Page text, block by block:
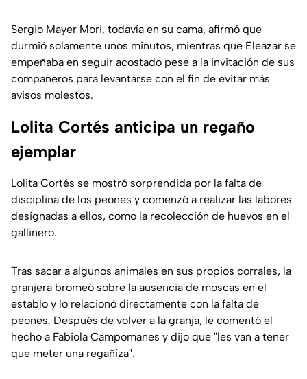
Sergio Mayer Mori, todavía en su cama, afirmó que
durmió solamente unos minutos, mientras que Eleazar se
empeñaba en seguir acostado pese a la invitación de sus
compañeros para levantarse con el fin de evitar más
avisos molestos.
Lolita Cortés anticipa un regaño
ejemplar
Lolita Cortés se mostró sorprendida por la falta de
disciplina de los peones y comenzó a realizar las labores
designadas a ellos, como la recolección de huevos en el
gallinero.
Tras sacar a algunos animales en sus propios corrales, la
granjera bromeó sobre la ausencia de moscas en el
establo y lo relacionó directamente con la falta de
peones. Después de volver a la granja, le comentó el
hecho a Fabiola Campomanes y dijo que "les van a tener
que meter una regañiza".